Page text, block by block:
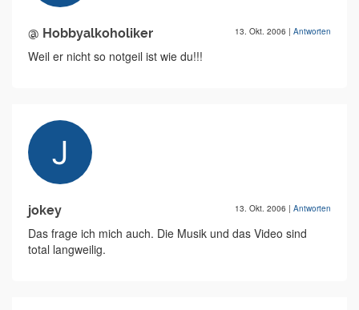
@ Hobbyalkoholiker 13. Okt. 2006 | Antworten
Weil er nicht so notgeil ist wie du!!!
jokey 13. Okt. 2006 | Antworten
Das frage ich mich auch. Die Musik und das Video sind
total langweilig.